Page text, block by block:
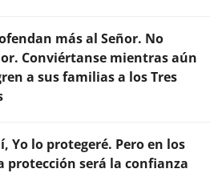
más al Señor. No
Conviértanse mientras aún
a sus familias a los Tres
Yo lo protegeré. Pero en los
protección será la confianza